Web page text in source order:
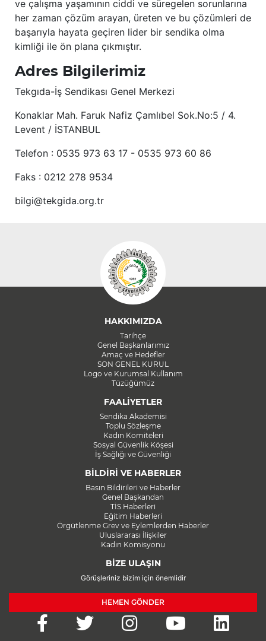
ve çalışma yaşamının ciddi ve süregelen sorunlarına
her zaman çözüm arayan, üreten ve bu çözümleri de
başarıyla hayata geçiren lider bir sendika olma
kimliği ile ön plana çıkmıştır.
Adres Bilgilerimiz
Tekgıda-İş Sendikası Genel Merkezi
Konaklar Mah. Faruk Nafiz Çamlıbel Sok.No:5 / 4.
Levent / İSTANBUL
Telefon : 0535 973 63 17 - 0535 973 60 86
Faks : 0212 278 9534
bilgi@tekgida.org.tr
HAKKIMIZDA
Tarihçe
Genel Başkanlarımız
Amaç ve Hedefler
SON GENEL KURUL
Logo ve Kurumsal Kullanım
Tüzüğümüz
FAALİYETLER
Sendika Akademisi
Toplu Sözleşme
Kadın Komiteleri
Sosyal Güvenlik Köşesi
İş Sağlığı ve Güvenliği
BİLDİRİ VE HABERLER
Basın Bildirileri ve Haberler
Genel Başkandan
TİS Haberleri
Eğitim Haberleri
Örgütlenme Grev ve Eylemlerden Haberler
Uluslararası İlişkiler
Kadın Komisyonu
BİZE ULAŞIN
Görüşleriniz bizim için önemlidir
HEMEN GÖNDER